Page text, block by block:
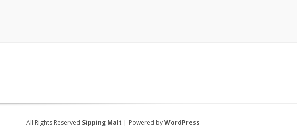
All Rights Reserved Sipping Malt | Powered byWordPress